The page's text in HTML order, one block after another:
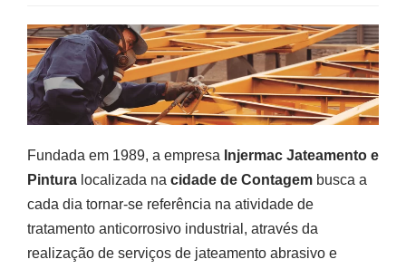
Fundada em 1989, a empresa Injermac Jateamento e
Pintura localizada na cidade de Contagem busca a
cada dia tornar-se referência na atividade de
tratamento anticorrosivo industrial, através da
realização de serviços de jateamento abrasivo e